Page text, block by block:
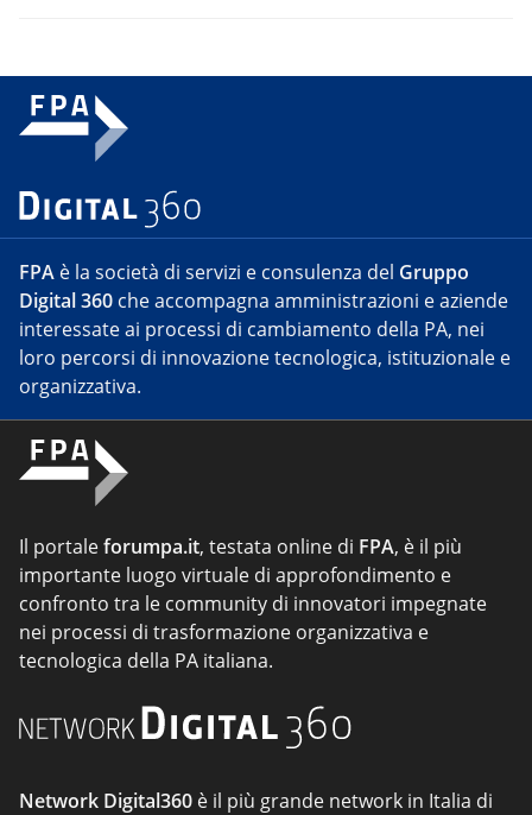
FPA è la società di servizi e consulenza del Gruppo
Digital 360 che accompagna amministrazioni e aziende
interessate ai processi di cambiamento della PA, nei
loro percorsi di innovazione tecnologica, istituzionale e
organizzativa.
Il portaleforumpa.it, testata online di FPA, è il più
importante luogo virtuale di approfondimento e
confronto tra le community di innovatori impegnate
nei processi di trasformazione organizzativa e
tecnologica della PA italiana.
Network Digital360 è il più grande network in Italia di